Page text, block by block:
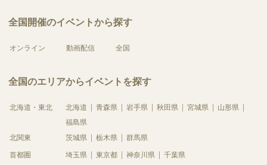
全国開催のイベントから探す
オンライン 動画配信 全国
全国のエリアからイベントを探す
北海道・東北 北海道 青森県 岩手県 秋田県 宮城県
山形県
福島県
北関東
茨城県 栃木県 群馬県
首都圏 埼玉県 東京都 神奈川県 千葉県